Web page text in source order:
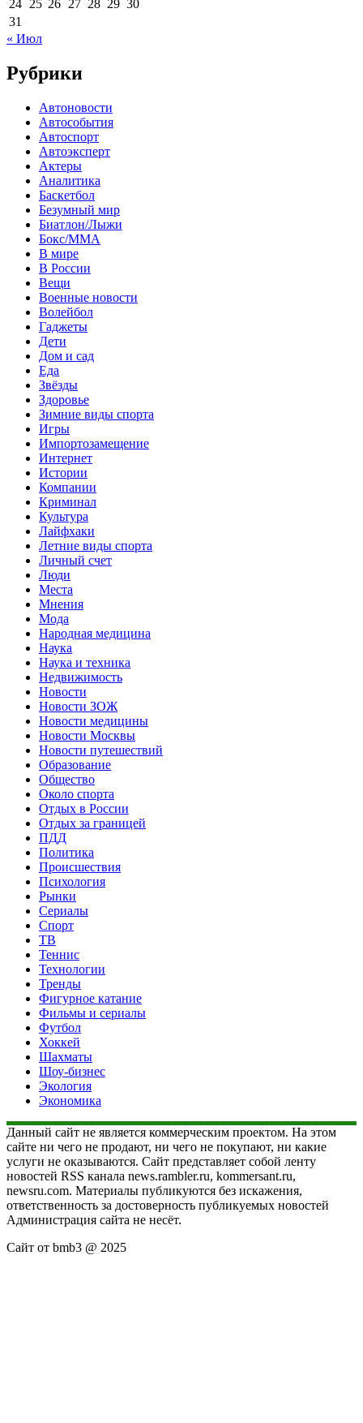
24 25 26 27 28 29 30
31
« Июл
Рубрики
Автоновости
Автособытия
Автоспорт
Автоэксперт
Актеры
Аналитика
Баскетбол
Безумный мир
Биатлон/Лыжи
Бокс/MMA
В мире
В России
Вещи
Военные новости
Волейбол
Гаджеты
Дети
Дом и сад
Еда
Звёзды
Здоровье
Зимние виды спорта
Игры
Импортозамещение
Интернет
Истории
Компании
Криминал
Культура
Лайфхаки
Летние виды спорта
Личный счет
Люди
Места
Мнения
Мода
Народная медицина
Наука
Наука и техника
Недвижимость
Новости
Новости ЗОЖ
Новости медицины
Новости Москвы
Новости путешествий
Образование
Общество
Около спорта
Отдых в России
Отдых за границей
ПДД
Политика
Происшествия
Психология
Рынки
Сериалы
Спорт
ТВ
Теннис
Технологии
Тренды
Фигурное катание
Фильмы и сериалы
Футбол
Хоккей
Шахматы
Шоу-бизнес
Экология
Экономика
Данный сайт не является коммерческим проектом. На этом
сайте ни чего не продают, ни чего не покупают, ни какие
услуги не оказываются. Сайт представляет собой ленту
новостей RSS канала news.rambler.ru, kommersant.ru,
newsru.com. Материалы публикуются без искажения,
ответственность за достоверность публикуемых новостей
Администрация сайта не несёт.
Сайт от bmb3 @ 2025